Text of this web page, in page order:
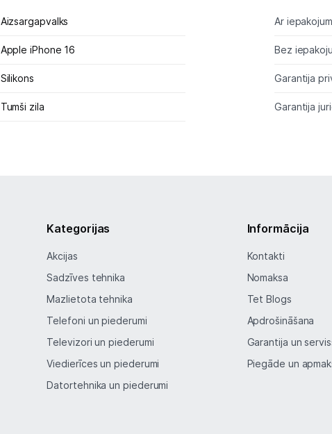
Tet pakalpojumi
Informācija
Aizsargapvalks
Apple iPhone 16
Silikons
Tumši zila
Ar
Bez
Garantija
Garantija
Kategorijas
Akcijas
Sadzīves tehnika
Mazlietota tehnika
Telefoni un piederumi
Televizori un piederumi
Viedierīces un piederumi
Datortehnika un piederumi
Informācija
Kontakti
Nomaksa
Tet Blogs
Apdrošināšana
Garantija un
Piegāde un